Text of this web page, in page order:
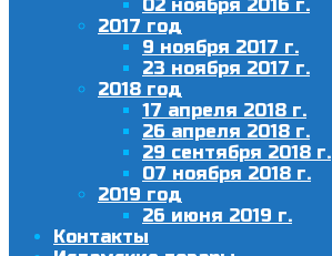
02 ноября 2016 г.
2017 год
9 ноября 2017 г.
23 ноября 2017 г.
2018 год
17 апреля 2018 г.
26 апреля 2018 г.
29 сентября 2018 г.
07 ноября 2018 г.
2019 год
26 июня 2019 г.
Контакты